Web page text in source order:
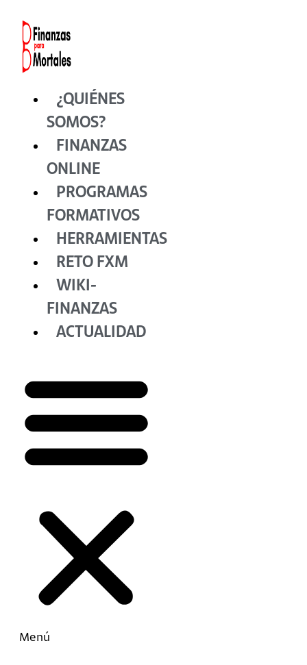
contenido
¿QUIÉNES
SOMOS?
FINANZAS
ONLINE
PROGRAMAS
FORMATIVOS
HERRAMIENTAS
RETO FXM
WIKI-
FINANZAS
ACTUALIDAD
Menú